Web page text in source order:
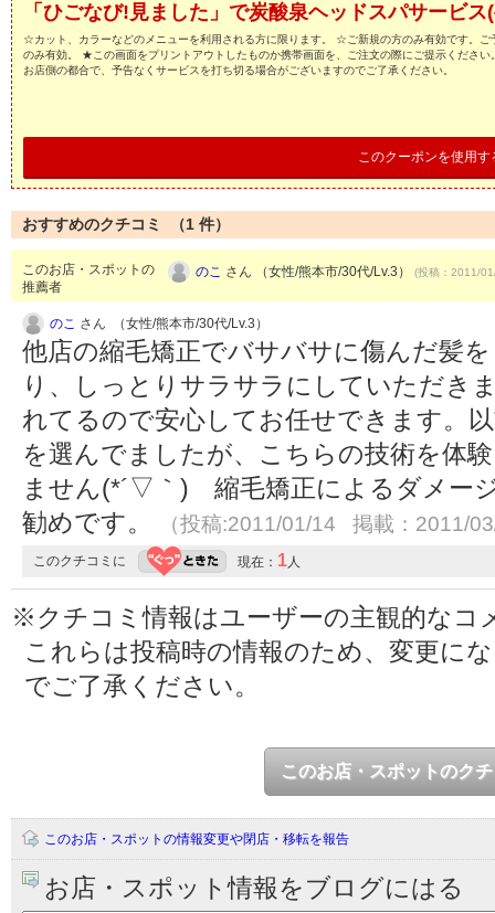
「ひごなび!見ました」で炭酸泉ヘッドスパサービス
☆カット、カラーなどのメニューを利用される方に限ります。 ☆ご新規の方のみ有効です。
のみ有効。 ★この画面をプリントアウトしたものか携帯画面を、ご注文の際にご提示くださ
お店側の都合で、予告なくサービスを打ち切る場合がございますのでご了承ください。
このクーポンを使用す
おすすめのクチコミ （1 件）
このお店・スポットの
推薦者
のこ さん （女性/熊本市/30代/Lv.3） (投稿：2011/
のこ さん （女性/熊本市/30代/Lv.3）
他店の縮毛矯正でバサバサに傷んだ髪
り、しっとりサラサラにしていただき
れてるので安心してお任せできます。
を選んでましたが、こちらの技術を体
ません(*´▽｀) 縮毛矯正によるダメー
勧めです。
（投稿:2011/01/14 掲載：2011/
このクチコミに 現在： 1人
※クチコミ情報はユーザーの主観的なコ
これらは投稿時の情報のため、変更に
でご了承ください。
このお店・スポットのク
このお店・スポットの情報変更や閉店・移転を報告
お店・スポット情報をブログにはる